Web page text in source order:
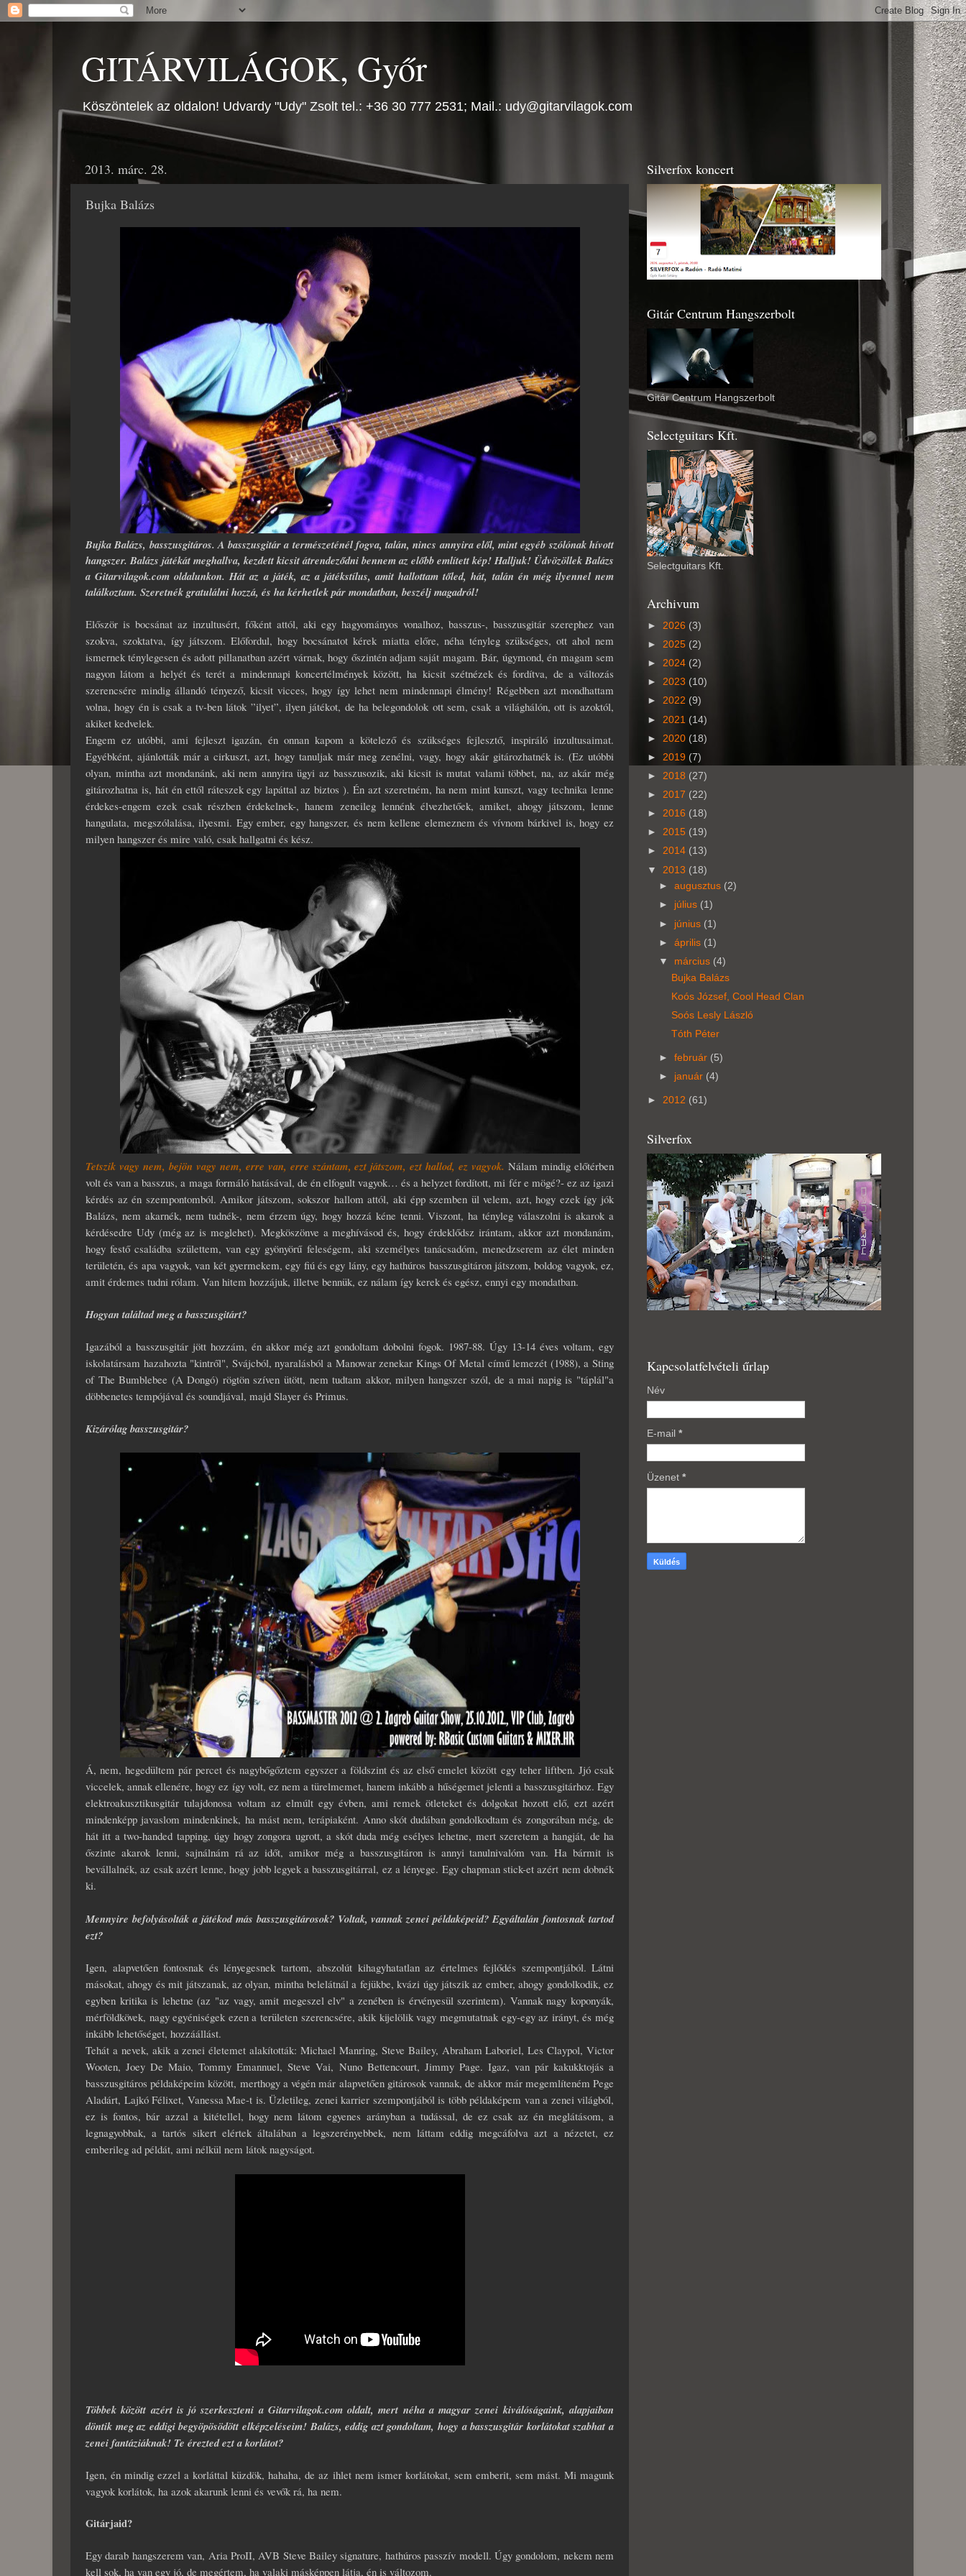
GITÁRVILÁGOK, Győr
Köszöntelek az oldalon! Udvardy "Udy" Zsolt tel.: +36 30 777 2531; Mail.: udy@gitarvilagok.com
2013. márc. 28.
Bujka Balázs
Bujka Balázs, basszusgitáros. A basszusgitár a természeténél fogva, talán, nincs annyira elől, mint egyéb szólónak hívott
hangszer. Balázs játékát meghallva, kezdett kicsit átrendeződni bennem az előbb említett kép! Halljuk! Üdvözöllek Balázs
a Gitarvilagok.com oldalunkon. Hát az a játék, az a játékstílus, amit hallottam tőled, hát, talán én még ilyennel nem
találkoztam. Szeretnék gratulálni hozzá, és ha kérhetlek pár mondatban, beszélj magadról!
Először is bocsánat az inzultusért, főként attól, aki egy hagyományos vonalhoz, basszus-, basszusgitár szerephez van
szokva, szoktatva, így játszom. Előfordul, hogy bocsánatot kérek miatta előre, néha tényleg szükséges, ott ahol nem
ismernek ténylegesen és adott pillanatban azért várnak, hogy őszintén adjam saját magam. Bár, úgymond, én magam sem
nagyon látom a helyét és terét a mindennapi koncertélmények között, ha kicsit szétnézek és fordítva, de a változás
szerencsére mindig állandó tényező, kicsit vicces, hogy így lehet nem mindennapi élmény! Régebben azt mondhattam
volna, hogy én is csak a tv-ben látok ”ilyet”, ilyen játékot, de ha belegondolok ott sem, csak a világhálón, ott is azoktól,
akiket kedvelek.
Engem ez utóbbi, ami fejleszt igazán, én onnan kapom a kötelező és szükséges fejlesztő, inspiráló inzultusaimat.
Egyébként, ajánlották már a cirkuszt, azt, hogy tanuljak már meg zenélni, vagy, hogy akár gitározhatnék is. (Ez utóbbi
olyan, mintha azt mondanánk, aki nem annyira ügyi az basszusozik, aki kicsit is mutat valami többet, na, az akár még
gitározhatna is, hát én ettől ráteszek egy lapáttal az biztos ). Én azt szeretném, ha nem mint kunszt, vagy technika lenne
érdekes-engem ezek csak részben érdekelnek-, hanem zeneileg lennénk élvezhetőek, amiket, ahogy játszom, lenne
hangulata, megszólalása, ilyesmi. Egy ember, egy hangszer, és nem kellene elemeznem és vívnom bárkivel is, hogy ez
milyen hangszer és mire való, csak hallgatni és kész.
Tetszik vagy nem, bejön vagy nem, erre van, erre szántam, ezt játszom, ezt hallod, ez vagyok. Nálam mindig előtérben
volt és van a basszus, a maga formáló hatásával, de én elfogult vagyok… és a helyzet fordított, mi fér e mögé?- ez az igazi
kérdés az én szempontomból. Amikor játszom, sokszor hallom attól, aki épp szemben ül velem, azt, hogy ezek így jók
Balázs, nem akarnék, nem tudnék-, nem érzem úgy, hogy hozzá kéne tenni. Viszont, ha tényleg válaszolni is akarok a
kérdésedre Udy (még az is meglehet). Megköszönve a meghívásod és, hogy érdeklődsz irántam, akkor azt mondanám,
hogy festő családba születtem, van egy gyönyörű feleségem, aki személyes tanácsadóm, menedzserem az élet minden
területén, és apa vagyok, van két gyermekem, egy fiú és egy lány, egy hathúros basszusgitáron játszom, boldog vagyok, ez,
amit érdemes tudni rólam. Van hitem hozzájuk, illetve bennük, ez nálam így kerek és egész, ennyi egy mondatban.
Hogyan találtad meg a basszusgitárt?
Igazából a basszusgitár jött hozzám, én akkor még azt gondoltam dobolni fogok. 1987-88. Úgy 13-14 éves voltam, egy
iskolatársam hazahozta "kintről", Svájcból, nyaralásból a Manowar zenekar Kings Of Metal című lemezét (1988), a Sting
of The Bumblebee (A Dongó) rögtön szíven ütött, nem tudtam akkor, milyen hangszer szól, de a mai napig is "táplál"a
döbbenetes tempójával és soundjával, majd Slayer és Primus.
Kizárólag basszusgitár?
Á, nem, hegedültem pár percet és nagybőgőztem egyszer a földszint és az első emelet között egy teher liftben. Jjó csak
viccelek, annak ellenére, hogy ez így volt, ez nem a türelmemet, hanem inkább a hűségemet jelenti a basszusgitárhoz. Egy
elektroakusztikusgitár tulajdonosa voltam az elmúlt egy évben, ami remek ötleteket és dolgokat hozott elő, ezt azért
mindenképp javaslom mindenkinek, ha mást nem, terápiaként. Anno skót dudában gondolkodtam és zongorában még, de
hát itt a two-handed tapping, úgy hogy zongora ugrott, a skót duda még esélyes lehetne, mert szeretem a hangját, de ha
őszinte akarok lenni, sajnálnám rá az időt, amikor még a basszusgitáron is annyi tanulnivalóm van. Ha bármit is
bevállalnék, az csak azért lenne, hogy jobb legyek a basszusgitárral, ez a lényege. Egy chapman stick-et azért nem dobnék
ki.
Mennyire befolyásolták a játékod más basszusgitárosok? Voltak, vannak zenei példaképeid? Egyáltalán fontosnak tartod
ezt?
Igen, alapvetően fontosnak és lényegesnek tartom, abszolút kihagyhatatlan az értelmes fejlődés szempontjából. Látni
másokat, ahogy és mit játszanak, az olyan, mintha belelátnál a fejükbe, kvázi úgy játszik az ember, ahogy gondolkodik, ez
egyben kritika is lehetne (az "az vagy, amit megeszel elv" a zenében is érvényesül szerintem). Vannak nagy koponyák,
mérföldkövek, nagy egyéniségek ezen a területen szerencsére, akik kijelölik vagy megmutatnak egy-egy az irányt, és még
inkább lehetőséget, hozzáállást.
Tehát a nevek, akik a zenei életemet alakították: Michael Manring, Steve Bailey, Abraham Laboriel, Les Claypol, Victor
Wooten, Joey De Maio, Tommy Emannuel, Steve Vai, Nuno Bettencourt, Jimmy Page. Igaz, van pár kakukktojás a
basszusgitáros példaképeim között, merthogy a végén már alapvetően gitárosok vannak, de akkor már megemlíteném Pege
Aladárt, Lajkó Félixet, Vanessa Mae-t is. Üzletileg, zenei karrier szempontjából is több példaképem van a zenei világból,
ez is fontos, bár azzal a kitétellel, hogy nem látom egyenes arányban a tudással, de ez csak az én meglátásom, a
legnagyobbak, a tartós sikert elértek általában a legszerényebbek, nem láttam eddig megcáfolva azt a nézetet, ez
emberileg ad példát, ami nélkül nem látok nagyságot.
Többek között azért is jó szerkeszteni a Gitarvilagok.com oldalt, mert néha a magyar zenei kiválóságaink, alapjaiban
döntik meg az eddigi begyöpösödött elképzeléseim! Balázs, eddig azt gondoltam, hogy a basszusgitár korlátokat szabhat a
zenei fantáziáknak! Te érezted ezt a korlátot?
Igen, én mindig ezzel a korláttal küzdök, hahaha, de az ihlet nem ismer korlátokat, sem emberit, sem mást. Mi magunk
vagyok korlátok, ha azok akarunk lenni és vevők rá, ha nem.
Gitárjaid?
Egy darab hangszerem van, Aria ProII, AVB Steve Bailey signature, hathúros passzív modell. Úgy gondolom, nekem nem
kell sok, ha van egy jó, de megértem, ha valaki másképpen látja, én is változom.
Silverfox koncert
Gitár Centrum Hangszerbolt
Gitár Centrum Hangszerbolt
Selectguitars Kft.
Selectguitars Kft.
Archivum
► 2026 (3)
► 2025 (2)
► 2024 (2)
► 2023 (10)
► 2022 (9)
► 2021 (14)
► 2020 (18)
► 2019 (7)
► 2018 (27)
► 2017 (22)
► 2016 (18)
► 2015 (19)
► 2014 (13)
▼ 2013 (18)
►augusztus (2)
► július (1)
► június (1)
►április (1)
▼ március (4)
Bujka Balázs
Koós József, Cool Head Clan
Soós Lesly László
Tóth Péter
►február (5)
► január (4)
► 2012 (61)
Silverfox
Kapcsolatfelvételi űrlap
Név
E-mail *
Üzenet *